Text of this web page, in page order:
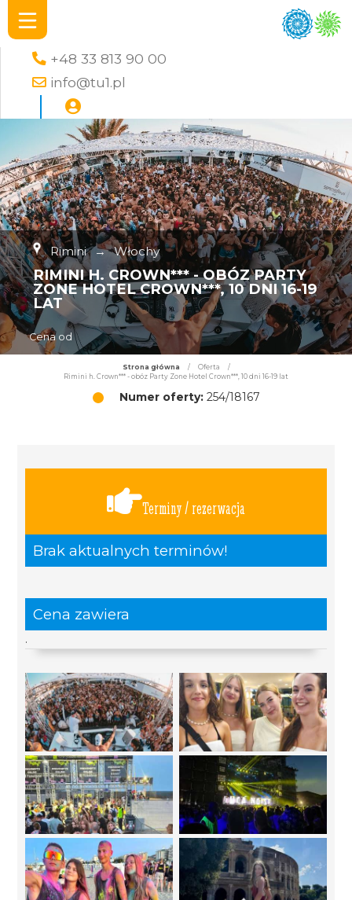
+48 33 813 90 00
info@tu1.pl
Rimini → Włochy
RIMINI H. CROWN*** - OBÓZ PARTY
ZONE HOTEL CROWN***, 10 DNI 16-19
LAT
Cena od
Strona główna / Oferta
/
Rimini h. Crown*** - obóz Party Zone Hotel Crown***, 10 dni 16-19 lat
Numer oferty:254/18167
Terminy / rezerwacja
Brak aktualnych terminów!
Cena zawiera
.